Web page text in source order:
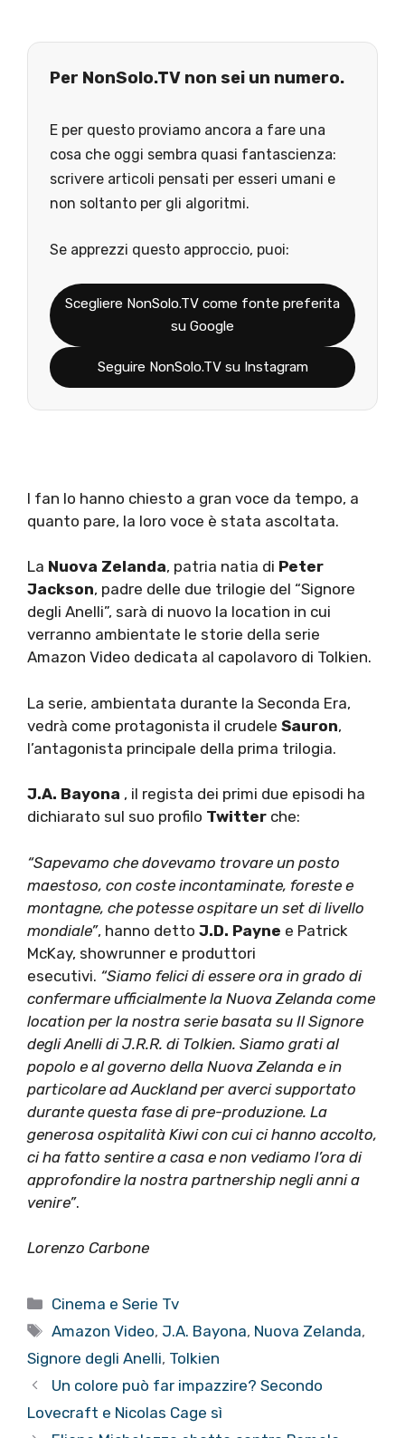
Per NonSolo.TV non sei un numero.
E per questo proviamo ancora a fare una
cosa che oggi sembra quasi fantascienza:
scrivere articoli pensati per esseri umani e
non soltanto per gli algoritmi.
Se apprezzi questo approccio, puoi:
Scegliere NonSolo.TV come fonte preferita
su Google
Seguire NonSolo.TV su Instagram
I fan lo hanno chiesto a gran voce da tempo, a
quanto pare, la loro voce è stata ascoltata.
La Nuova Zelanda, patria natia di Peter
Jackson, padre delle due trilogie del “Signore
degli Anelli”, sarà di nuovo la location in cui
verranno ambientate le storie della serie
Amazon Video dedicata al capolavoro di Tolkien.
La serie, ambientata durante la Seconda Era,
vedrà come protagonista il crudele Sauron,
l’antagonista principale della prima trilogia.
J.A. Bayona , il regista dei primi due episodi ha
dichiarato sul suo profilo Twitter che:
“Sapevamo che dovevamo trovare un posto
maestoso, con coste incontaminate, foreste e
montagne, che potesse ospitare un set di livello
mondiale”, hanno detto J.D. Payne e Patrick
McKay, showrunner e produttori
esecutivi. “Siamo felici di essere ora in grado di
confermare ufficialmente la Nuova Zelanda come
location per la nostra serie basata su Il Signore
degli Anelli di J.R.R. di Tolkien. Siamo grati al
popolo e al governo della Nuova Zelanda e in
particolare ad Auckland per averci supportato
durante questa fase di pre-produzione. La
generosa ospitalità Kiwi con cui ci hanno accolto,
ci ha fatto sentire a casa e non vediamo l’ora di
approfondire la nostra partnership negli anni a
venire”.
Lorenzo Carbone
Categorie
Cinema e Serie Tv
Tag
Amazon Video, J.A. Bayona, Nuova Zelanda,
Signore degli Anelli, Tolkien
Un colore può far impazzire? Secondo
Lovecraft e Nicolas Cage sì